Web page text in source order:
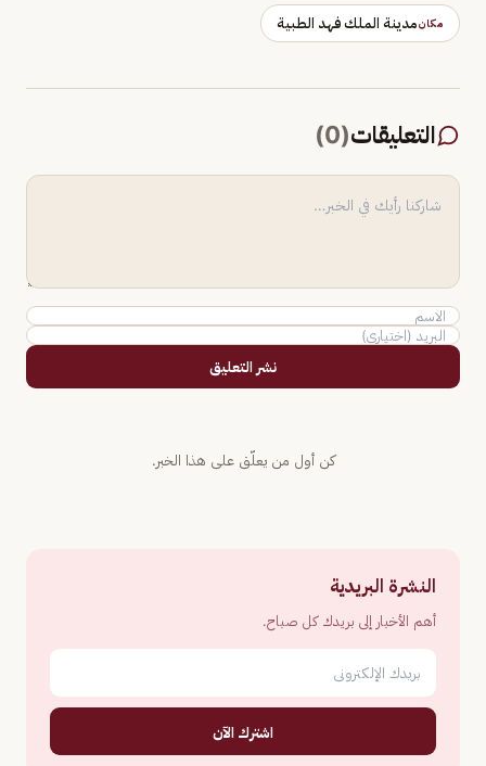
مكانمدينة الملك فهد الطبية
التعليقات(
0
)
نشر التعليق
كن أول من يعلّق على هذا الخبر.
النشرة البريدية
أهم الأخبار إلى بريدك كل صباح.
اشترك الآن